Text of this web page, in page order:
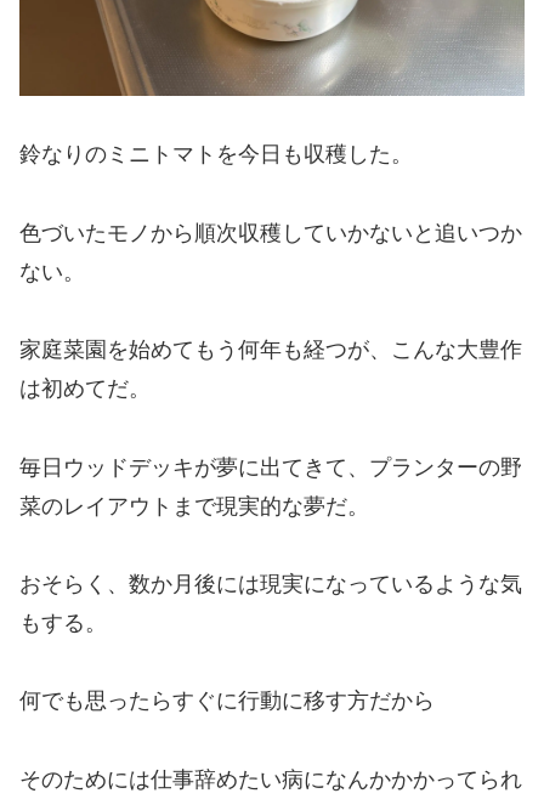
鈴なりのミニトマトを今日も収穫した。
色づいたモノから順次収穫していかないと追いつか
ない。
家庭菜園を始めてもう何年も経つが、こんな大豊作
は初めてだ。
毎日ウッドデッキが夢に出てきて、プランターの野
菜のレイアウトまで現実的な夢だ。
おそらく、数か月後には現実になっているような気
もする。
何でも思ったらすぐに行動に移す方だから
そのためには仕事辞めたい病になんかかかってられ